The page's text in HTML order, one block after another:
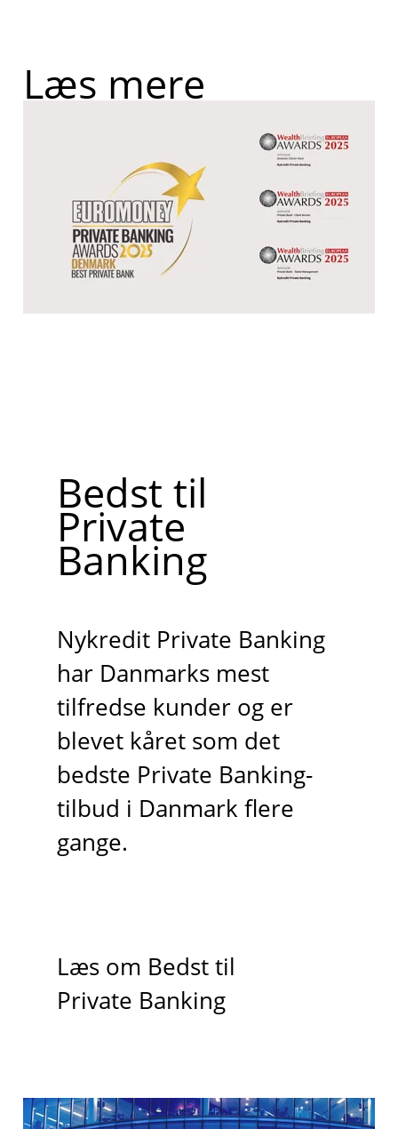
Læs mere
Bedst til
Private
Banking
Nykredit Private Banking
har Danmarks mest
tilfredse kunder og er
blevet kåret som det
bedste Private Banking-
tilbud i Danmark flere
gange.
Læs om Bedst til
Private Banking